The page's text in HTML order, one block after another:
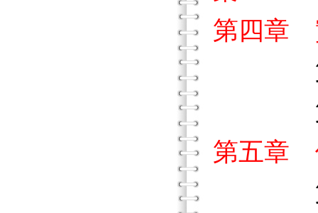
第四章
第一
第二
第五章
第一